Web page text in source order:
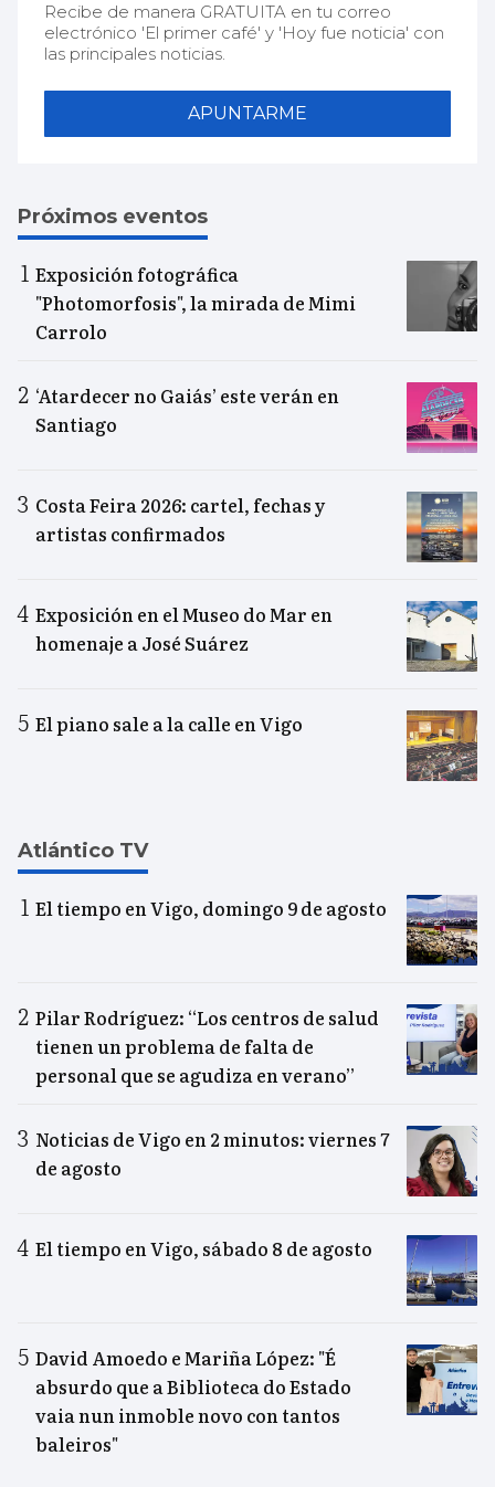
Recibe de manera GRATUITA en tu correo
electrónico 'El primer café' y 'Hoy fue noticia' con
las principales noticias.
APUNTARME
Próximos eventos
Exposición fotográfica
"Photomorfosis", la mirada de Mimi
Carrolo
‘Atardecer no Gaiás’ este verán en
Santiago
Costa Feira 2026: cartel, fechas y
artistas confirmados
Exposición en el Museo do Mar en
homenaje a José Suárez
El piano sale a la calle en Vigo
Atlántico TV
El tiempo en Vigo, domingo 9 de agosto
Pilar Rodríguez: “Los centros de salud
tienen un problema de falta de
personal que se agudiza en verano”
Noticias de Vigo en 2 minutos: viernes 7
de agosto
El tiempo en Vigo, sábado 8 de agosto
David Amoedo e Mariña López: "É
absurdo que a Biblioteca do Estado
vaia nun inmoble novo con tantos
baleiros"